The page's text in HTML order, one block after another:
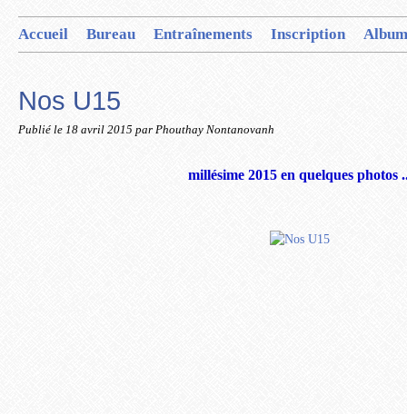
Accueil Bureau Entraînements Inscription
Nos U15
Publié le 18 avril 2015 par Phouthay Nontanovanh
millésime 2015 en quelques photos